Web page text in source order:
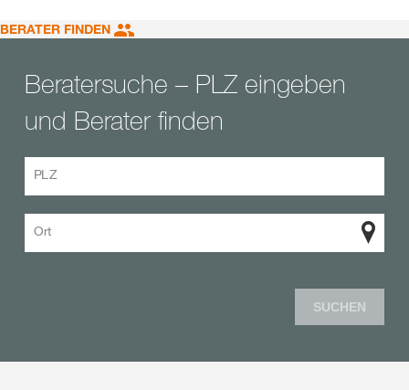
BERATER FINDEN
Beratersuche – PLZ eingeben
und Berater finden
PLZ
Ort
SUCHEN